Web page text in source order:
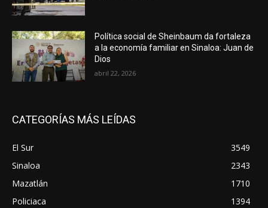
Política social de Sheinbaum da fortaleza
a la economía familiar en Sinaloa: Juan de
Dios
abril 22, 2026
CATEGORÍAS MÁS LEÍDAS
El Sur
3549
Sinaloa
2343
Mazatlán
1710
Policiaca
1394